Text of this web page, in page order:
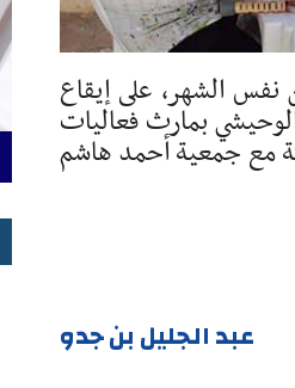
مارث خلال الفترة الممتدّة من 9 أفريل الجاري وإلى غاية 12 من نفس الشهر، على إيقاع
بمارث فعاليات
مع جمعية أحمد هاشم
عبد الجليل بن جدو